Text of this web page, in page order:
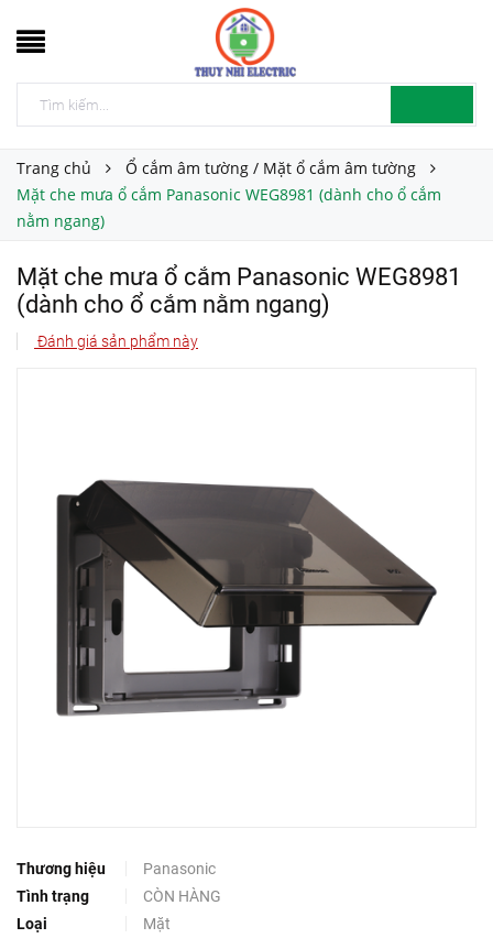
Trang chủ
Ổ cắm âm tường / Mặt ổ cắm âm tường
Mặt che mưa ổ cắm Panasonic WEG8981 (dành cho ổ cắm
nằm ngang)
Mặt che mưa ổ cắm Panasonic WEG8981
(dành cho ổ cắm nằm ngang)
Đánh giá sản phẩm này
Thương hiệu
Panasonic
Tình trạng
CÒN HÀNG
Loại
Mặt